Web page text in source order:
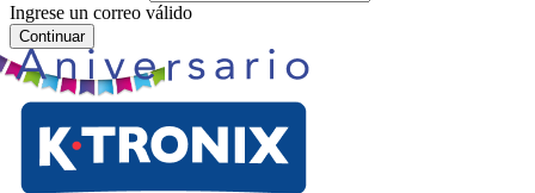
Ingrese un correo válido
Continuar